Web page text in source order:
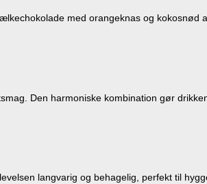
med orangeknas og kokosnød
Den harmoniske kombination gør
langvarig og behagelig, perfekt til